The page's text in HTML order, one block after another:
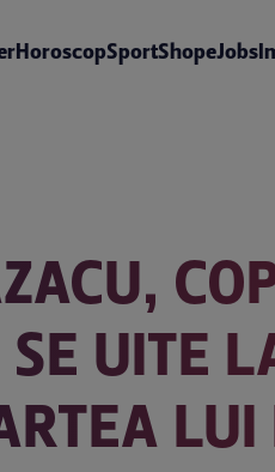
HoroscopSportShopeJobs
UITE
LUI